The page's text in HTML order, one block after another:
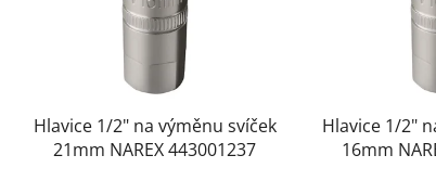
Hlavice 1/2" na výměnu svíček
21mm NAREX 443001237
Hlavice 1/2"
16mm